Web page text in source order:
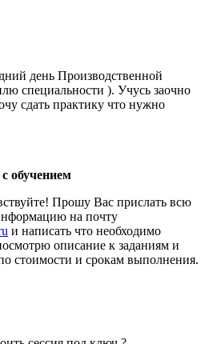
день Производственной
специальности ). Учусь заочно
сдать практику что нужно
обучением
Прошу Вас прислать всю
на почту
и написать что необходимо
описание к заданиям и
стоимости и срокам выполнения.